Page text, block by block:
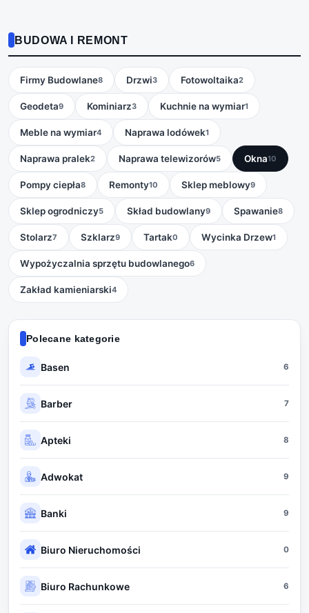
BUDOWA I REMONT
Firmy Budowlane8 Drzwi3 Fotowoltaika2
Geodeta9 Kominiarz3 Kuchnie na wymiar1
Meble na wymiar4 Naprawa lodówek1
Naprawa pralek2 Naprawa telewizorów5 Okna10
Pompy ciepła8 Remonty10 Sklep meblowy9
Sklep ogrodniczy5 Skład budowlany9 Spawanie8
Stolarz7 Szklarz9 Tartak0 Wycinka Drzew1
Wypożyczalnia sprzętu budowlanego6
Zakład kamieniarski4
Polecane kategorie
Basen 6
Barber 7
Apteki 8
Adwokat 9
Banki 9
Biuro Nieruchomości 0
Biuro Rachunkowe 6